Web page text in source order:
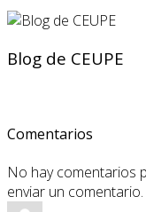
Blog de CEUPE
Comentarios
No hay comentarios
enviar un comentario.